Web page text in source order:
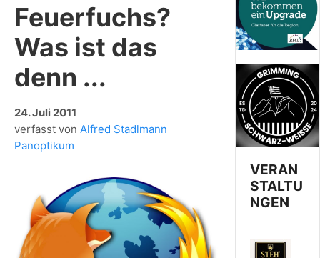
Feuerfuchs?
Was ist das
denn ...
24. Juli 2011
verfasst von Alfred Stadlmann
Panoptikum
VERAN
STALTU
NGEN